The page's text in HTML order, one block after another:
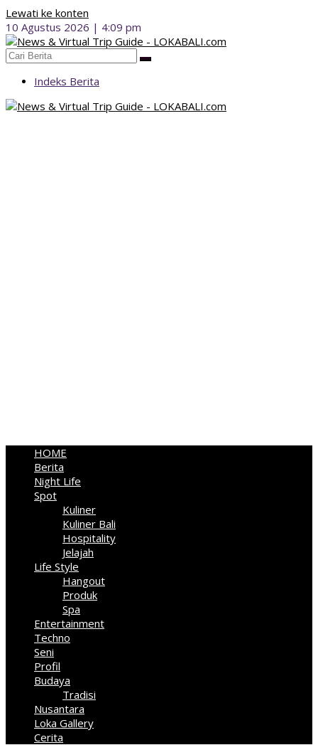
Lewati ke konten
10 Agustus 2026 | 4:09 pm
Indeks Berita
HOME
Berita
Night Life
Spot
Kuliner
Kuliner Bali
Hospitality
Jelajah
Life Style
Hangout
Produk
Spa
Entertainment
Techno
Seni
Profil
Budaya
Tradisi
Nusantara
Loka Gallery
Cerita